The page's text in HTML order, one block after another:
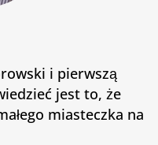
i pierwszą
jest to, że
miasteczka na